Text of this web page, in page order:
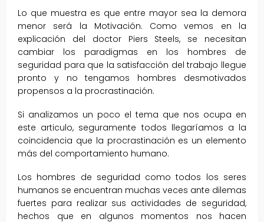
Lo que muestra es que entre mayor sea la demora
menor será la Motivación. Como vemos en la
explicación del doctor Piers Steels, se necesitan
cambiar los paradigmas en los hombres de
seguridad para que la satisfacción del trabajo llegue
pronto y no tengamos hombres desmotivados
propensos a la procrastinación.
Si analizamos un poco el tema que nos ocupa en
este articulo, seguramente todos llegaríamos a la
coincidencia que la procrastinación es un elemento
más del comportamiento humano.
Los hombres de seguridad como todos los seres
humanos se encuentran muchas veces ante dilemas
fuertes para realizar sus actividades de seguridad,
hechos que en algunos momentos nos hacen